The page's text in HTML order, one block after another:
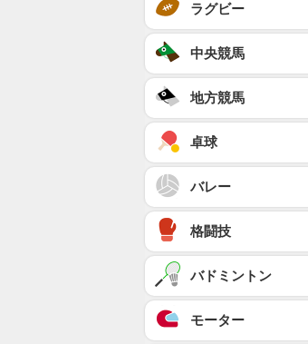
ラグビー
中央競馬
地方競馬
卓球
バレー
格闘技
バドミントン
モーター